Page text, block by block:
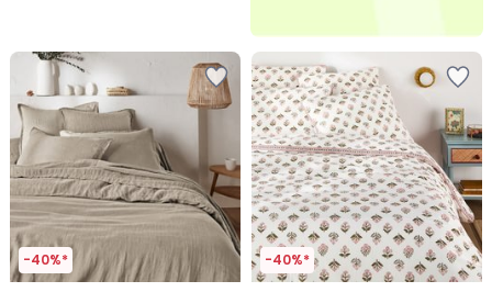
-40%* -40%*